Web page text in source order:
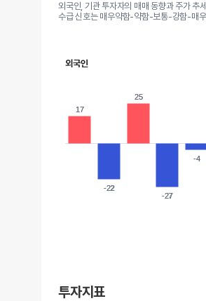
외국인, 기관 투자자의 매매 동향과 주가 추
수급 신호는 매우약함-약함-보통-강함-매
외국인
17
17
-22
-22
25
25
-27
-27
-4
-4
투자지표